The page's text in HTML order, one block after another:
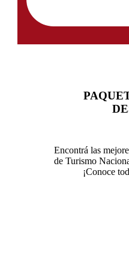
Encontrá las
de Turismo
¡Conoce